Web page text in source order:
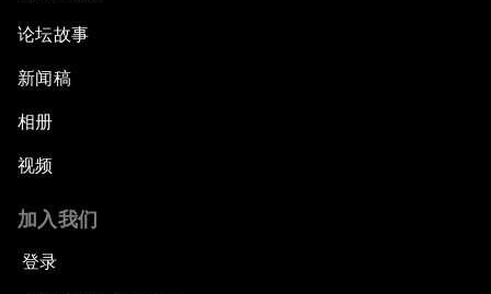
论坛故事
新闻稿
相册
视频
加入我们
登录